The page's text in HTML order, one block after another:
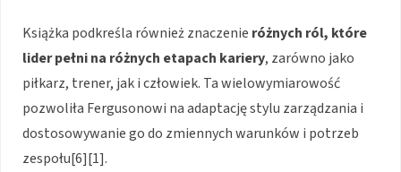
Książka podkreśla również znaczenie różnych ról, które
lider pełni na różnych etapach kariery, zarówno jako
piłkarz, trener, jak i człowiek. Ta wielowymiarowość
pozwoliła Fergusonowi na adaptację stylu zarządzania i
dostosowywanie go do zmiennych warunków i potrzeb
zespołu[6][1].